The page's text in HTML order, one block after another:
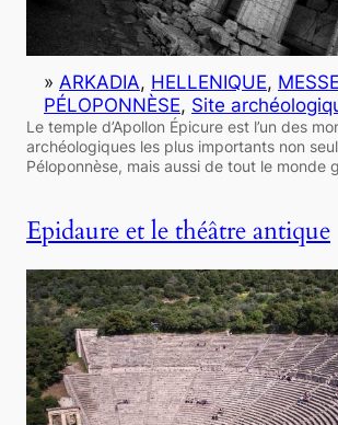
» ARKADIA, HELLENIQUE,
PÉLOPONNÈSE, Site
Le temple d’Apollon Épicure est l’un des
archéologiques les plus importants non
Péloponnèse, mais aussi de tout le monde
Epidaure et le théâtre antique